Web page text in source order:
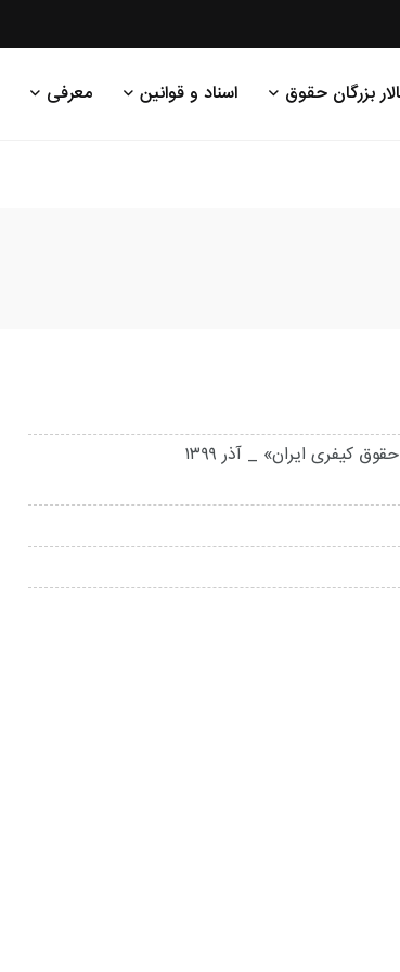
بزرگان حقوق اسناد و قوانین معرفی
کیفری ایران» _ آذر ۱۳۹۹